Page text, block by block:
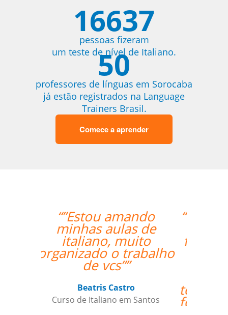
16637
pessoas fizeram
um teste de nível de Italiano.
50
professores de línguas em Sorocaba
já estão registrados na Language
Trainers Brasil.
Comece a aprender
“”Os procedimentos da
Language Trainers
foram bastante fáceis.
Ser capaz de
coordenar as aulas
tem relativa autonomia
foi uma grande ajuda.””